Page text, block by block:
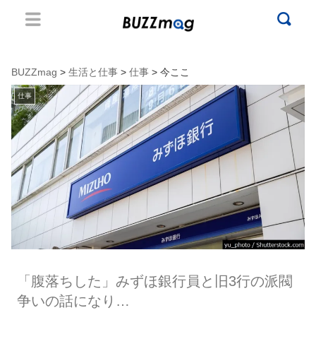
BUZZmag > 生活と仕事 > 仕事 > 今ここ
仕事
「腹落ちした」みずほ銀行員と旧3行の派閥
争いの話になり…